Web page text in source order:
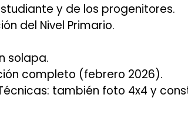
y de los progenitores.
del Nivel Primario.
solapa.
completo (febrero 2026).
también foto 4x4 y